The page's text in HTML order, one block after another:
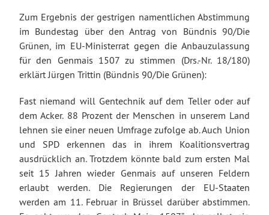
Zum Ergebnis der gestrigen namentlichen Abstimmung
im Bundestag über den Antrag von Bündnis 90/Die
Grünen, im EU-Ministerrat gegen die Anbauzulassung
für den Genmais 1507 zu stimmen (Drs.-Nr. 18/180)
erklärt Jürgen Trittin (Bündnis 90/Die Grünen):
Fast niemand will Gentechnik auf dem Teller oder auf
dem Acker. 88 Prozent der Menschen in unserem Land
lehnen sie einer neuen Umfrage zufolge ab. Auch Union
und SPD erkennen das in ihrem Koalitionsvertrag
ausdrücklich an. Trotzdem könnte bald zum ersten Mal
seit 15 Jahren wieder Genmais auf unseren Feldern
erlaubt werden. Die Regierungen der EU-Staaten
werden am 11. Februar in Brüssel darüber abstimmen.